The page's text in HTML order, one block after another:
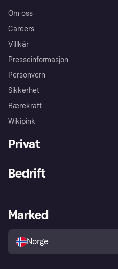
Om oss
Careers
Villkår
Presseinformasjon
Personvern
Sikkerhet
Bærekraft
Wikipink
Privat
Utforsk butikker
Bedrift
Merchant portal
Marked
Norge